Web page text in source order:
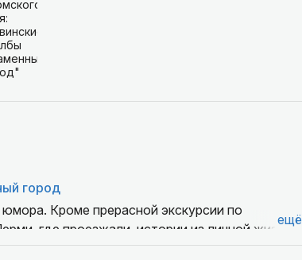
город
Кроме прерасной экскурсии по
где проезжали, истории из личной жизни.
ещё